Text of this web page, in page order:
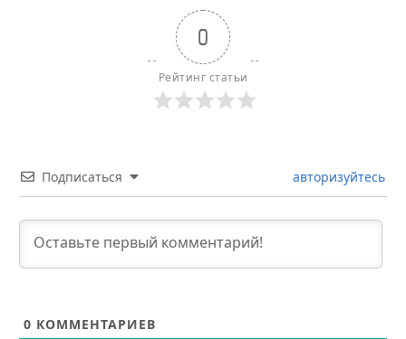
0
Рейтинг статьи
Подписаться авторизуйтесь
0 КОММЕНТАРИЕВ